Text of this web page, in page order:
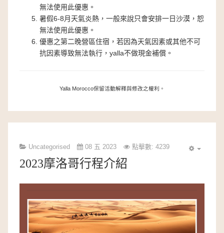
無法使用此優惠。
暑假6-8月天氣炎熱，一般來說只會安排一日沙漠，恕
無法使用此優惠。
優惠之第二晚營區住宿，若因為天氣因素或其他不可
抗因素導致無法執行，yalla不做現金補償。
Yalla Morocco保留活動解釋與修改之權利。
Uncategorised 08 五 2023 點擊數: 4239
2023摩洛哥行程介紹